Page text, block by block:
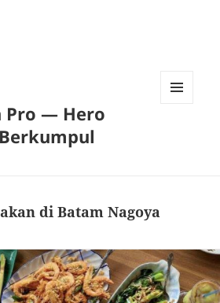
Pro — Hero
di Batam Nagoya